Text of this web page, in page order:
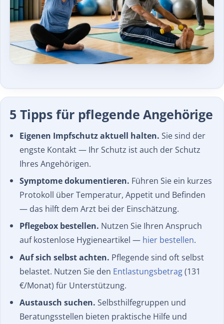
5 Tipps für pflegende Angehörige
Eigenen Impfschutz aktuell halten. Sie sind der
engste Kontakt — Ihr Schutz ist auch der Schutz
Ihres Angehörigen.
Symptome dokumentieren. Führen Sie ein kurzes
Protokoll über Temperatur, Appetit und Befinden
— das hilft dem Arzt bei der Einschätzung.
Pflegebox bestellen. Nutzen Sie Ihren Anspruch
auf kostenlose Hygieneartikel — hier bestellen.
Auf sich selbst achten. Pflegende sind oft selbst
belastet. Nutzen Sie den Entlastungsbetrag(131
€/Monat) für Unterstützung.
Austausch suchen. Selbsthilfegruppen und
Beratungsstellen bieten praktische Hilfe und